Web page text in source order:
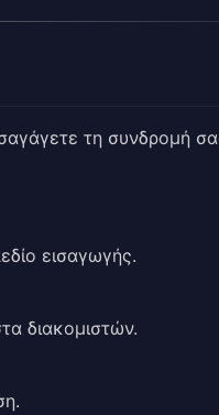
τη συνδρομή
εισαγωγής.
διακομιστών.